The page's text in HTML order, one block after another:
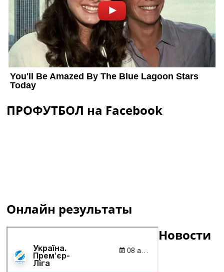
ПРОФУТБОЛ на Facebook
Онлайн результаты
Новости